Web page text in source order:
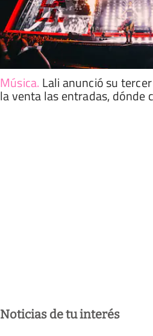
Música. Lali anunció su
la venta las entradas, dónde
Noticias de tu interés